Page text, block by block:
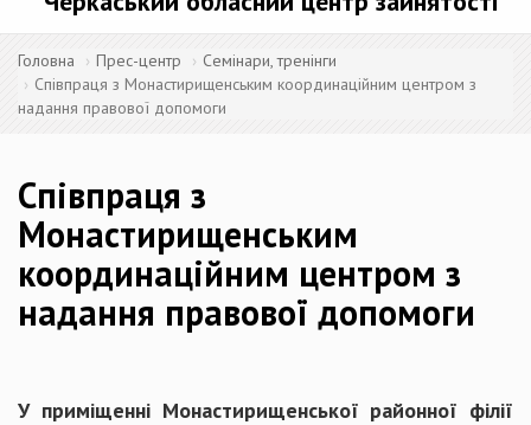
Головна Прес-центр
Семінари, тренінги
Співпраця з Монастирищенським координаційним центром з
надання правової допомоги
Співпраця з
Монастирищенським
координаційним центром з
надання правової допомоги
У приміщенні Монастирищенської районної філії